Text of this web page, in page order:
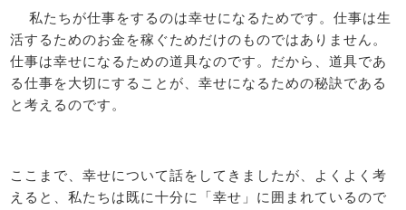
私たちが仕事をするのは幸せになるためです。仕事は生
活するためのお金を稼ぐためだけのものではありません。
仕事は幸せになるための道具なのです。だから、道具であ
る仕事を大切にすることが、幸せになるための秘訣である
と考えるのです。
ここまで、幸せについて話をしてきましたが、よくよく考
えると、私たちは既に十分に「幸せ」に囲まれているので